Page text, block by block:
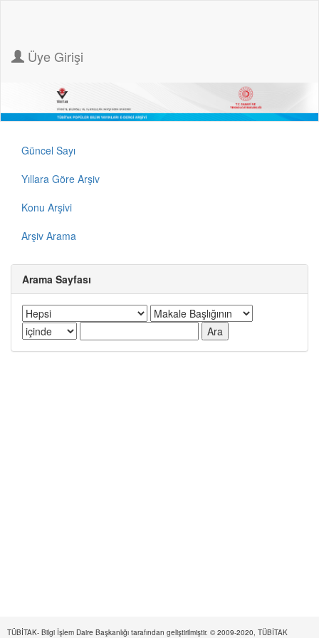
Üye Girişi
Güncel Sayı
Yıllara Göre Arşiv
Konu Arşivi
Arşiv Arama
Arama Sayfası
TÜBİTAK- Bilgi İşlem Daire Başkanlığı tarafından geliştirilmiştir. © 2009-2020, TÜBİTAK